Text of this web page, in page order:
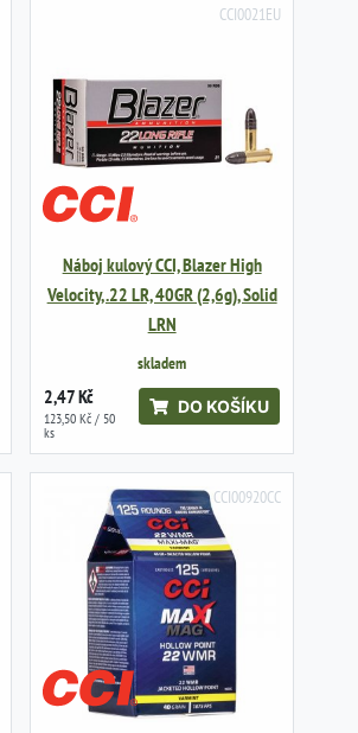
CCI0021EU
Náboj kulový CCI, Blazer High
Velocity, .22 LR, 40GR (2,6g), Solid
LRN
skladem
2,47 Kč
123,50 Kč / 50
ks
DO KOŠÍKU
CCI00920CC